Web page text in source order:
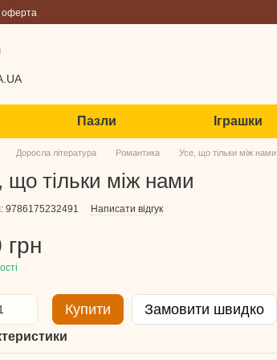
оферта
Пазли Іграшки
Доросла література Романтика Усе, що тільки між нами
що тільки між нами
9786175232491 Написати відгук
грн
Купити Замовити швидко